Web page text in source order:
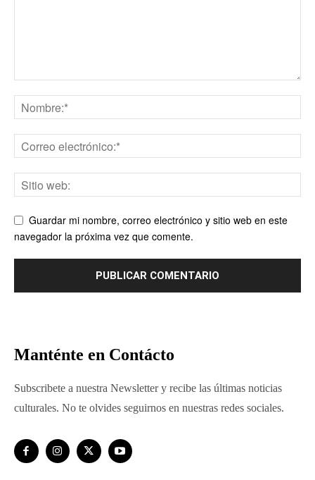
Guardar mi nombre, correo electrónico y sitio web en este
navegador la próxima vez que comente.
Manténte en Contácto
Subscribete a nuestra Newsletter y recibe las últimas noticias
culturales. No te olvides seguirnos en nuestras redes sociales.